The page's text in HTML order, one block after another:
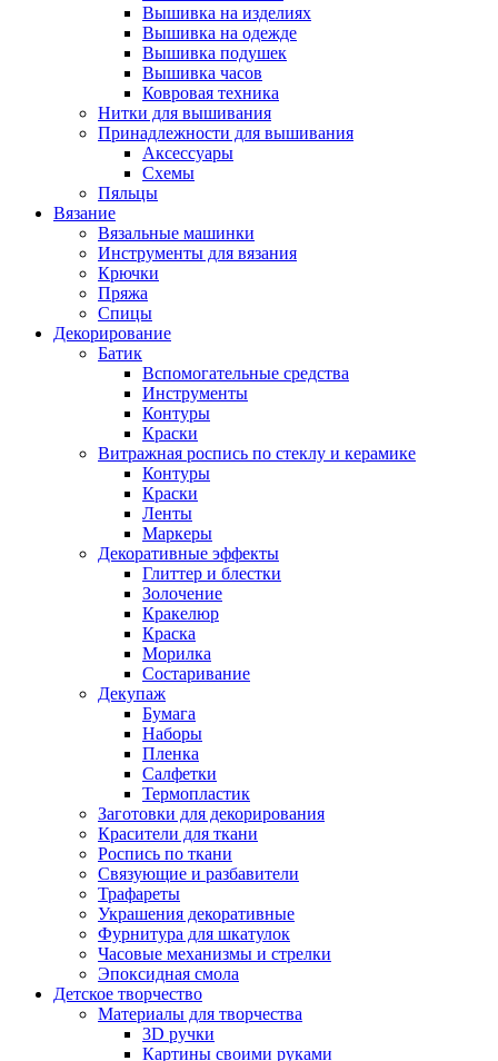
Вышивка на изделиях
Вышивка на одежде
Вышивка подушек
Вышивка часов
Ковровая техника
Нитки для вышивания
Принадлежности для вышивания
Аксессуары
Схемы
Пяльцы
Вязание
Вязальные машинки
Инструменты для вязания
Крючки
Пряжа
Спицы
Декорирование
Батик
Вспомогательные средства
Инструменты
Контуры
Краски
Витражная роспись по стеклу и керамике
Контуры
Краски
Ленты
Маркеры
Декоративные эффекты
Глиттер и блестки
Золочение
Кракелюр
Краска
Морилка
Состаривание
Декупаж
Бумага
Наборы
Пленка
Салфетки
Термопластик
Заготовки для декорирования
Красители для ткани
Роспись по ткани
Связующие и разбавители
Трафареты
Украшения декоративные
Фурнитура для шкатулок
Часовые механизмы и стрелки
Эпоксидная смола
Детское творчество
Материалы для творчества
3D ручки
Картины своими руками